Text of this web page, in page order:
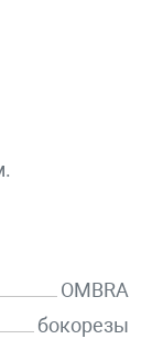
OMBRA
бокорезы